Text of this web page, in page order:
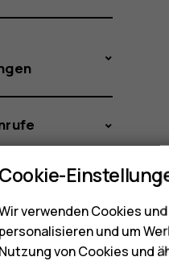
Cookie-
verwenden Cookies
personalisieren und um
Nutzung von Cookies und